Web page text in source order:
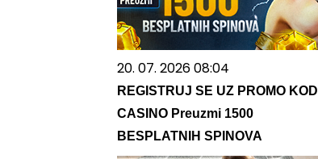
20. 07. 2026 08:04
REGISTRUJ SE UZ PROMO KOD
CASINO Preuzmi 1500
BESPLATNIH SPINOVA